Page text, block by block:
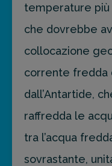
temperature
che dovrebbe
collocazione
corrente fredda
dall’Antartide,
raffredda le
tra l’acqua
sovrastante,